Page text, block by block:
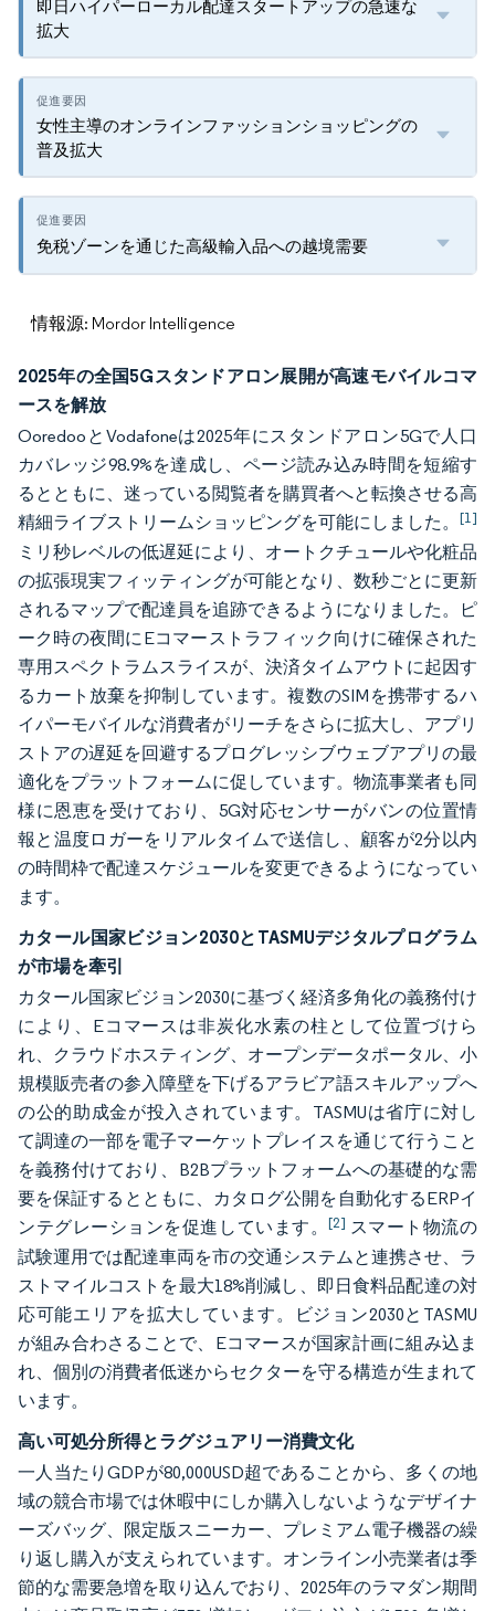
即日ハイパーローカル配達スタートアップの急速な
拡大
女性主導のオンラインファッションショッピングの
普及拡大
免税ゾーンを通じた高級輸入品への越境需要
情報源: Mordor Intelligence
2025年の全国5Gスタンドアロン展開が高速モバイルコマ
ースを解放
OoredooとVodafoneは2025年にスタンドアロン5Gで人口
カバレッジ98.9%を達成し、ページ読み込み時間を短縮す
るとともに、迷っている閲覧者を購買者へと転換させる高
精細ライブストリームショッピングを可能にしました。 [1]
ミリ秒レベルの低遅延により、オートクチュールや化粧品
の拡張現実フィッティングが可能となり、数秒ごとに更新
されるマップで配達員を追跡できるようになりました。ピ
ーク時の夜間にEコマーストラフィック向けに確保された
専用スペクトラムスライスが、決済タイムアウトに起因す
るカート放棄を抑制しています。複数のSIMを携帯するハ
イパーモバイルな消費者がリーチをさらに拡大し、アプリ
ストアの遅延を回避するプログレッシブウェブアプリの最
適化をプラットフォームに促しています。物流事業者も同
様に恩恵を受けており、5G対応センサーがバンの位置情
報と温度ロガーをリアルタイムで送信し、顧客が2分以内
の時間枠で配達スケジュールを変更できるようになってい
ます。
カタール国家ビジョン2030とTASMUデジタルプログラム
が市場を牽引
カタール国家ビジョン2030に基づく経済多角化の義務付け
により、Eコマースは非炭化水素の柱として位置づけら
れ、クラウドホスティング、オープンデータポータル、小
規模販売者の参入障壁を下げるアラビア語スキルアップへ
の公的助成金が投入されています。TASMUは省庁に対し
て調達の一部を電子マーケットプレイスを通じて行うこと
を義務付けており、B2Bプラットフォームへの基礎的な需
要を保証するとともに、カタログ公開を自動化するERPイ
ンテグレーションを促進しています。[2] スマート物流の
試験運用では配達車両を市の交通システムと連携させ、ラ
ストマイルコストを最大18%削減し、即日食料品配達の対
応可能エリアを拡大しています。ビジョン2030とTASMU
が組み合わさることで、Eコマースが国家計画に組み込ま
れ、個別の消費者低迷からセクターを守る構造が生まれて
います。
高い可処分所得とラグジュアリー消費文化
一人当たりGDPが80,000USD超であることから、多くの地
域の競合市場では休暇中にしか購入しないようなデザイナ
ーズバッグ、限定版スニーカー、プレミアム電子機器の繰
り返し購入が支えられています。オンライン小売業者は季
節的な需要急増を取り込んでおり、2025年のラマダン期間